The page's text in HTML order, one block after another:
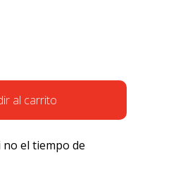
al carrito
no el tiempo de